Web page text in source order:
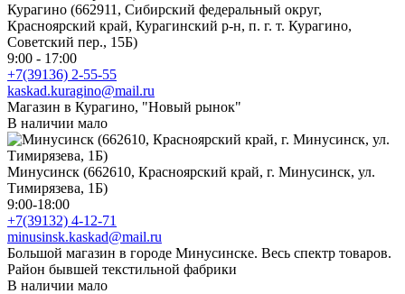
Курагино (662911, Сибирский федеральный округ,
Красноярский край, Курагинский р-н, п. г. т. Курагино,
Советский пер., 15Б)
9:00 - 17:00
+7(39136) 2-55-55
kaskad.kuragino@mail.ru
Магазин в Курагино, "Новый рынок"
В наличии мало
Минусинск (662610, Красноярский край, г. Минусинск, ул.
Тимирязева, 1Б)
9:00-18:00
+7(39132) 4-12-71
minusinsk.kaskad@mail.ru
Большой магазин в городе Минусинске. Весь спектр товаров.
Район бывшей текстильной фабрики
В наличии мало